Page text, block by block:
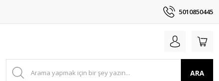
5010850445
ARA